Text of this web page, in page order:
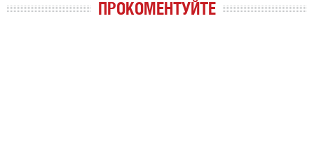
ПРОКОМЕНТУЙТЕ